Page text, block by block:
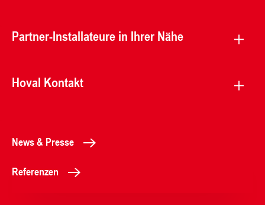
Partner-Installateure in Ihrer Nähe
Hoval Kontakt
News & Presse
Referenzen